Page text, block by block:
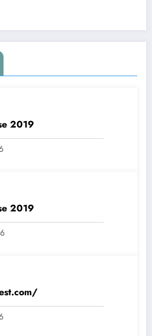
2019
2019